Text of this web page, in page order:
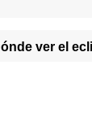
ver el